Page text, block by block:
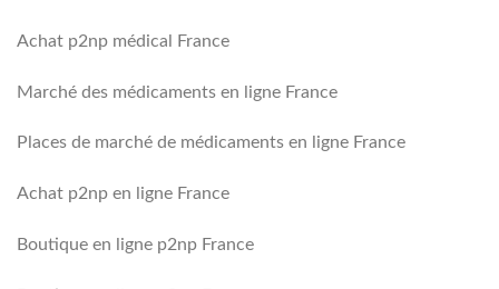
Achat p2np médical France
Marché des médicaments en ligne France
Places de marché de médicaments en ligne France
Achat p2np en ligne France
Boutique en ligne p2np France